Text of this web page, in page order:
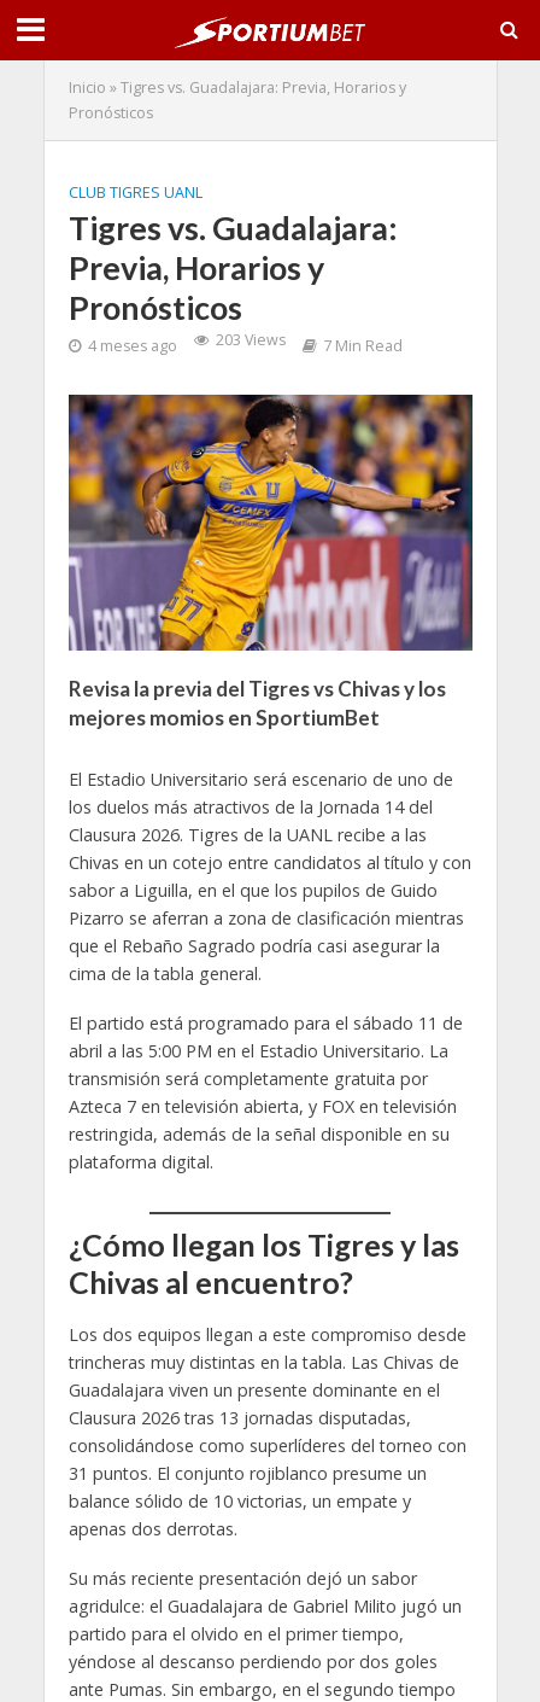
Inicio »Tigres vs. Guadalajara: Previa, Horarios y
Pronósticos
CLUB TIGRES UANL
Tigres vs. Guadalajara:
Previa, Horarios y
Pronósticos
4 meses ago 203 Views 7 Min Read
Revisa la previa del Tigres vs Chivas y los
mejores momios en SportiumBet
El Estadio Universitario será escenario de uno de
los duelos más atractivos de la Jornada 14 del
Clausura 2026. Tigres de la UANL recibe a las
Chivas en un cotejo entre candidatos al título y con
sabor a Liguilla, en el que los pupilos de Guido
Pizarro se aferran a zona de clasificación mientras
que el Rebaño Sagrado podría casi asegurar la
cima de la tabla general.
El partido está programado para el sábado 11 de
abril a las 5:00 PM en el Estadio Universitario. La
transmisión será completamente gratuita por
Azteca 7 en televisión abierta, y FOX en televisión
restringida, además de la señal disponible en su
plataforma digital.
¿Cómo llegan los Tigres y las
Chivas al encuentro?
Los dos equipos llegan a este compromiso desde
trincheras muy distintas en la tabla. Las Chivas de
Guadalajara viven un presente dominante en el
Clausura 2026 tras 13 jornadas disputadas,
consolidándose como superlíderes del torneo con
31 puntos. El conjunto rojiblanco presume un
balance sólido de 10 victorias, un empate y
apenas dos derrotas.
Su más reciente presentación dejó un sabor
agridulce: el Guadalajara de Gabriel Milito jugó un
partido para el olvido en el primer tiempo,
yéndose al descanso perdiendo por dos goles
ante Pumas. Sin embargo, en el segundo tiempo